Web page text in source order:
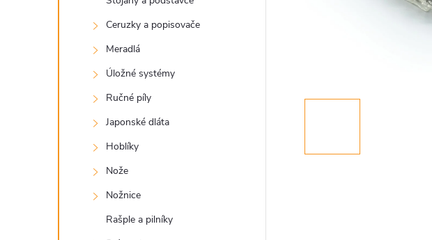
Ceruzky a popisovače
Meradlá
Úložné systémy
Ručné píly
Japonské dláta
Hoblíky
Nože
Nožnice
Rašple a pilníky